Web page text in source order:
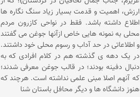
ارزش، اهمیت و قدمت بسیار زیاد سنگ نگاره ها
اطلاع داشته باشد. فقط در نواحی کازرون مردم
محلی به نمونه هایی خاص ازآنها جوغن می گفتند
و اطلاعاتی در حد آداب و رسوم محلی خود داشتند.
در یک دهه ی گذشته هم در کلام افرادی که به
دنبال دفینه بودند؛ در قالب جوغن معرفی شدند؛
که آنهم اصلا مبنی علمی نداشته است. هرچند که
هنوز دانشگاه ها و دیگر محافل باستان شنا